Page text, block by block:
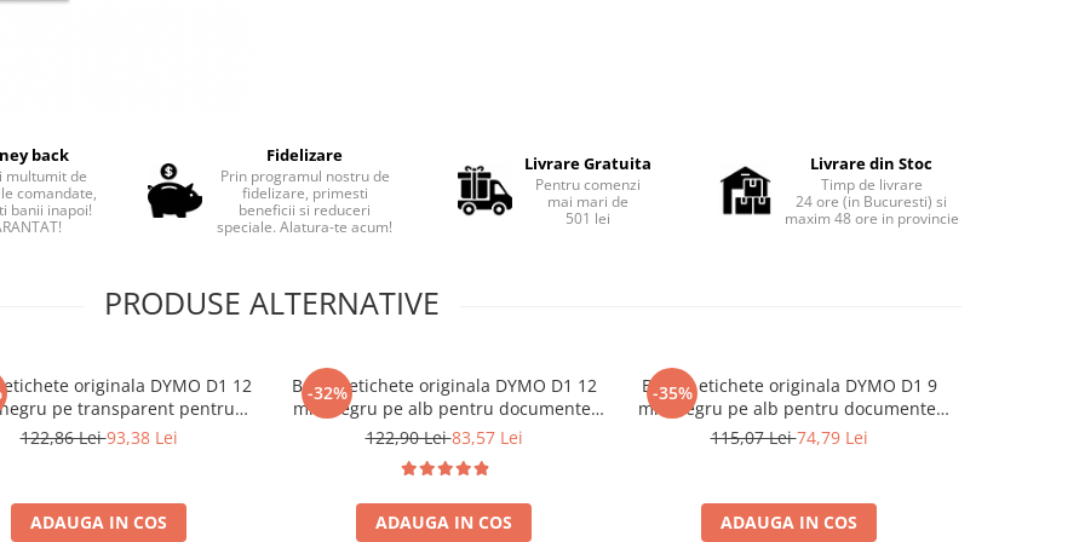
back
multumit de
comandate,
banii inapoi!
Fidelizare
Prin programul nostru de
fidelizare, primesti
beneficii si reduceri
speciale. Alatura-te acum!
Livrare Gratuita
Pentru comenzi
mai mari de
501 lei
Livrare din Stoc
Timp de livrare
24 ore (in Bucuresti) si
maxim 48 ore in provincie
PRODUSE ALTERNATIVE
originala DYMO D1 12
pe transparent pentru
vitrine, suprafete
122,86 Lei93,38 Lei
ADAUGA IN COS
-32%
Banda etichete originala DYMO D1 12
mm negru pe alb pentru documente,
bibliorafturi, rafturi si organizare
122,90 Lei83,57 Lei
ADAUGA IN COS
-35%
Banda etichete originala DYMO D1 9
mm negru pe alb pentru documente,
bibliorafturi, rafturi si organizare
115,07 Lei74,79 Lei
ADAUGA IN COS